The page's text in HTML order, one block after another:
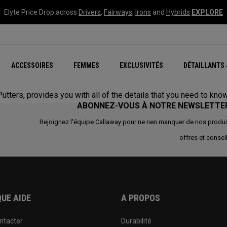
Elyte Price Drop across Drivers, Fairways, Irons and Hybrids EXPLORE
ACCESSOIRES FEMMES EXCLUSIVITÉS
Nouvelle série –
Famille Chrome Soft
Chrome Tour : Majeur
New - REVA Complete
Online Selector Tools
provides you with all of the details that you need to
ABONNEZ-VOUS À NOTRE
Rejoignez l'équipe Callaway pour ne rien manquer de nos
offres et
AIDE A PROPOS
Durabilité